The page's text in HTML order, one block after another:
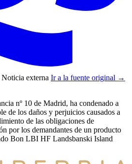
Noticia externa Ir a la fuente original →
nº 10 de Madrid, ha condenado a
de los daños y perjuicios causados a
de las obligaciones de
por los demandantes de un producto
Bon LBI HF Landsbanski Island